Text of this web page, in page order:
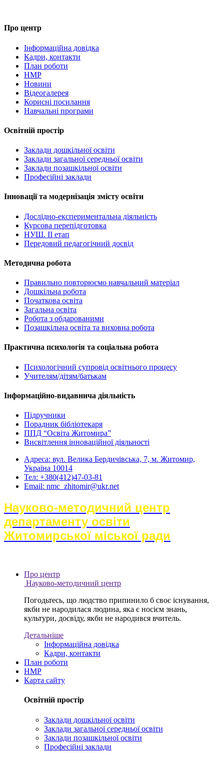
Про центр
Інформаційна довідка
Кадри, контакти
План роботи
НМР
Новини
Відеогалерея
Корисні посилання
Навчальні програми
Освітній простір
Заклади дошкільної освіти
Заклади загальної середньої освіти
Заклади позашкільної освіти
Професійні заклади
Інновації та модернізація змісту освіти
Дослідно-експериментальна діяльність
Курсова перепідготовка
НУШ. ІІ етап
Передовий педагогічний досвід
Методична робота
Правильно повторюємо навчальний матеріал
Дошкільна робота
Початкова освіта
Загальна освіта
Робота з обдарованими
Позашкільна освіта та виховна робота
Практична психологія та соціальна робота
Психологічний супровід освітнього процесу
Учителям/дітям/батькам
Інформаційно-видавнича діяльність
Підручники
Порадник бібліотекаря
ППД “Освіта Житомира”
Висвітлення інноваційної діяльності
Адреса: вул. Велика Бердичівська, 7, м. Житомир,
Україна 10014
Тел: +380(412)47-03-81
Email: nmc_zhitomir@ukr.net
Науково-методичний центр
департаменту освіти
Житомирської міської ради
Про центр
Науково-методичний центр
Погодьтесь, що людство припинило б своє існування,
якби не народилася людина, яка є носієм знань,
культури, досвіду, якби не народився вчитель.
Детальніше
Інформаційна довідка
Кадри, контакти
План роботи
НМР
Карта сайту
Освітній простір
Заклади дошкільної освіти
Заклади загальної середньої освіти
Заклади позашкільної освіти
Професійні заклади